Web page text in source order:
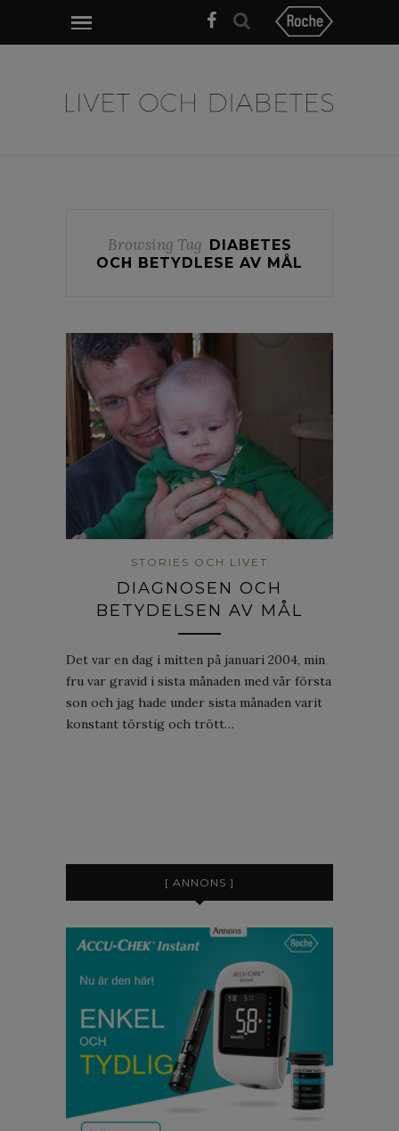
Browsing Tag DIABETES
OCH BETYDLESE AV MÅL
STORIES OCH LIVET
DIAGNOSEN OCH
BETYDELSEN AV MÅL
Det var en dag i mitten på januari 2004, min
fru var gravid i sista månaden med vår första
son och jag hade under sista månaden varit
konstant törstig och trött…
[ ANNONS ]